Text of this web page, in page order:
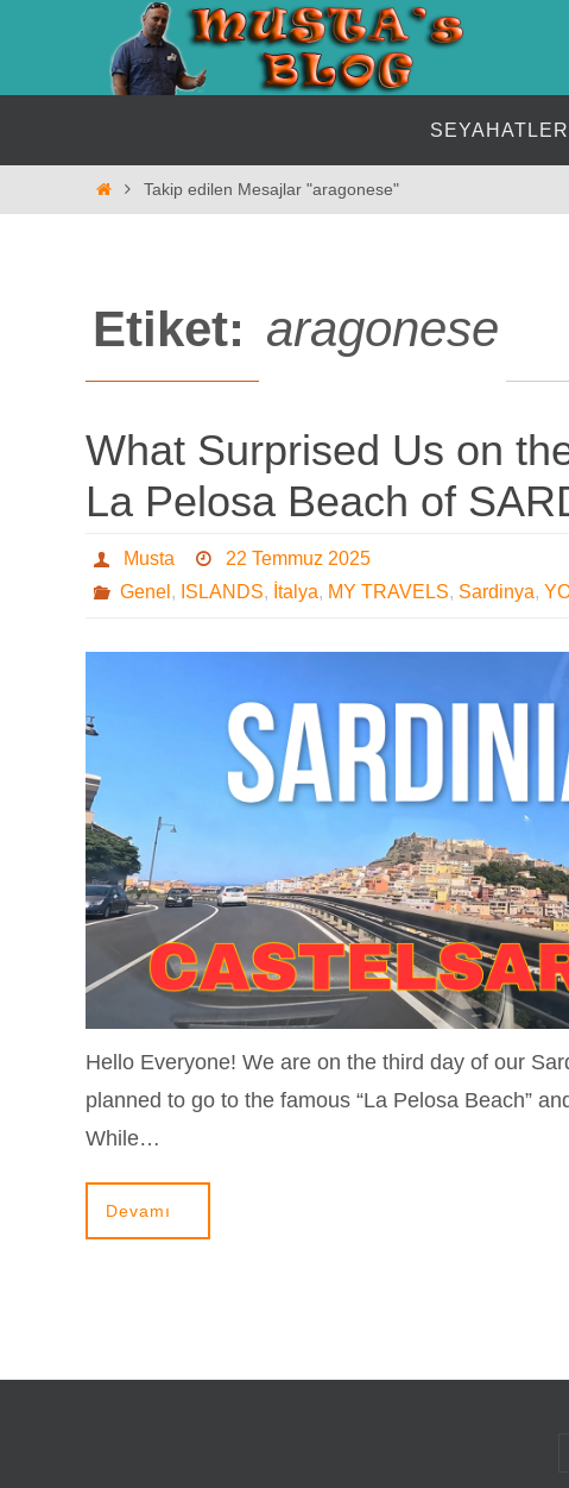
SEYAHATLER
HomeTakip edilen Mesajlar "aragonese"
Etiket: aragonese
What Surprised Us on
La Pelosa Beach of
Musta
22 Temmuz 2025
Genel , ISLANDS, İtalya, MY TRAVELS, Sardinya,
Hello Everyone! We are on the third day of our
planned to go to the famous “La Pelosa Beach”
While…
Devamı